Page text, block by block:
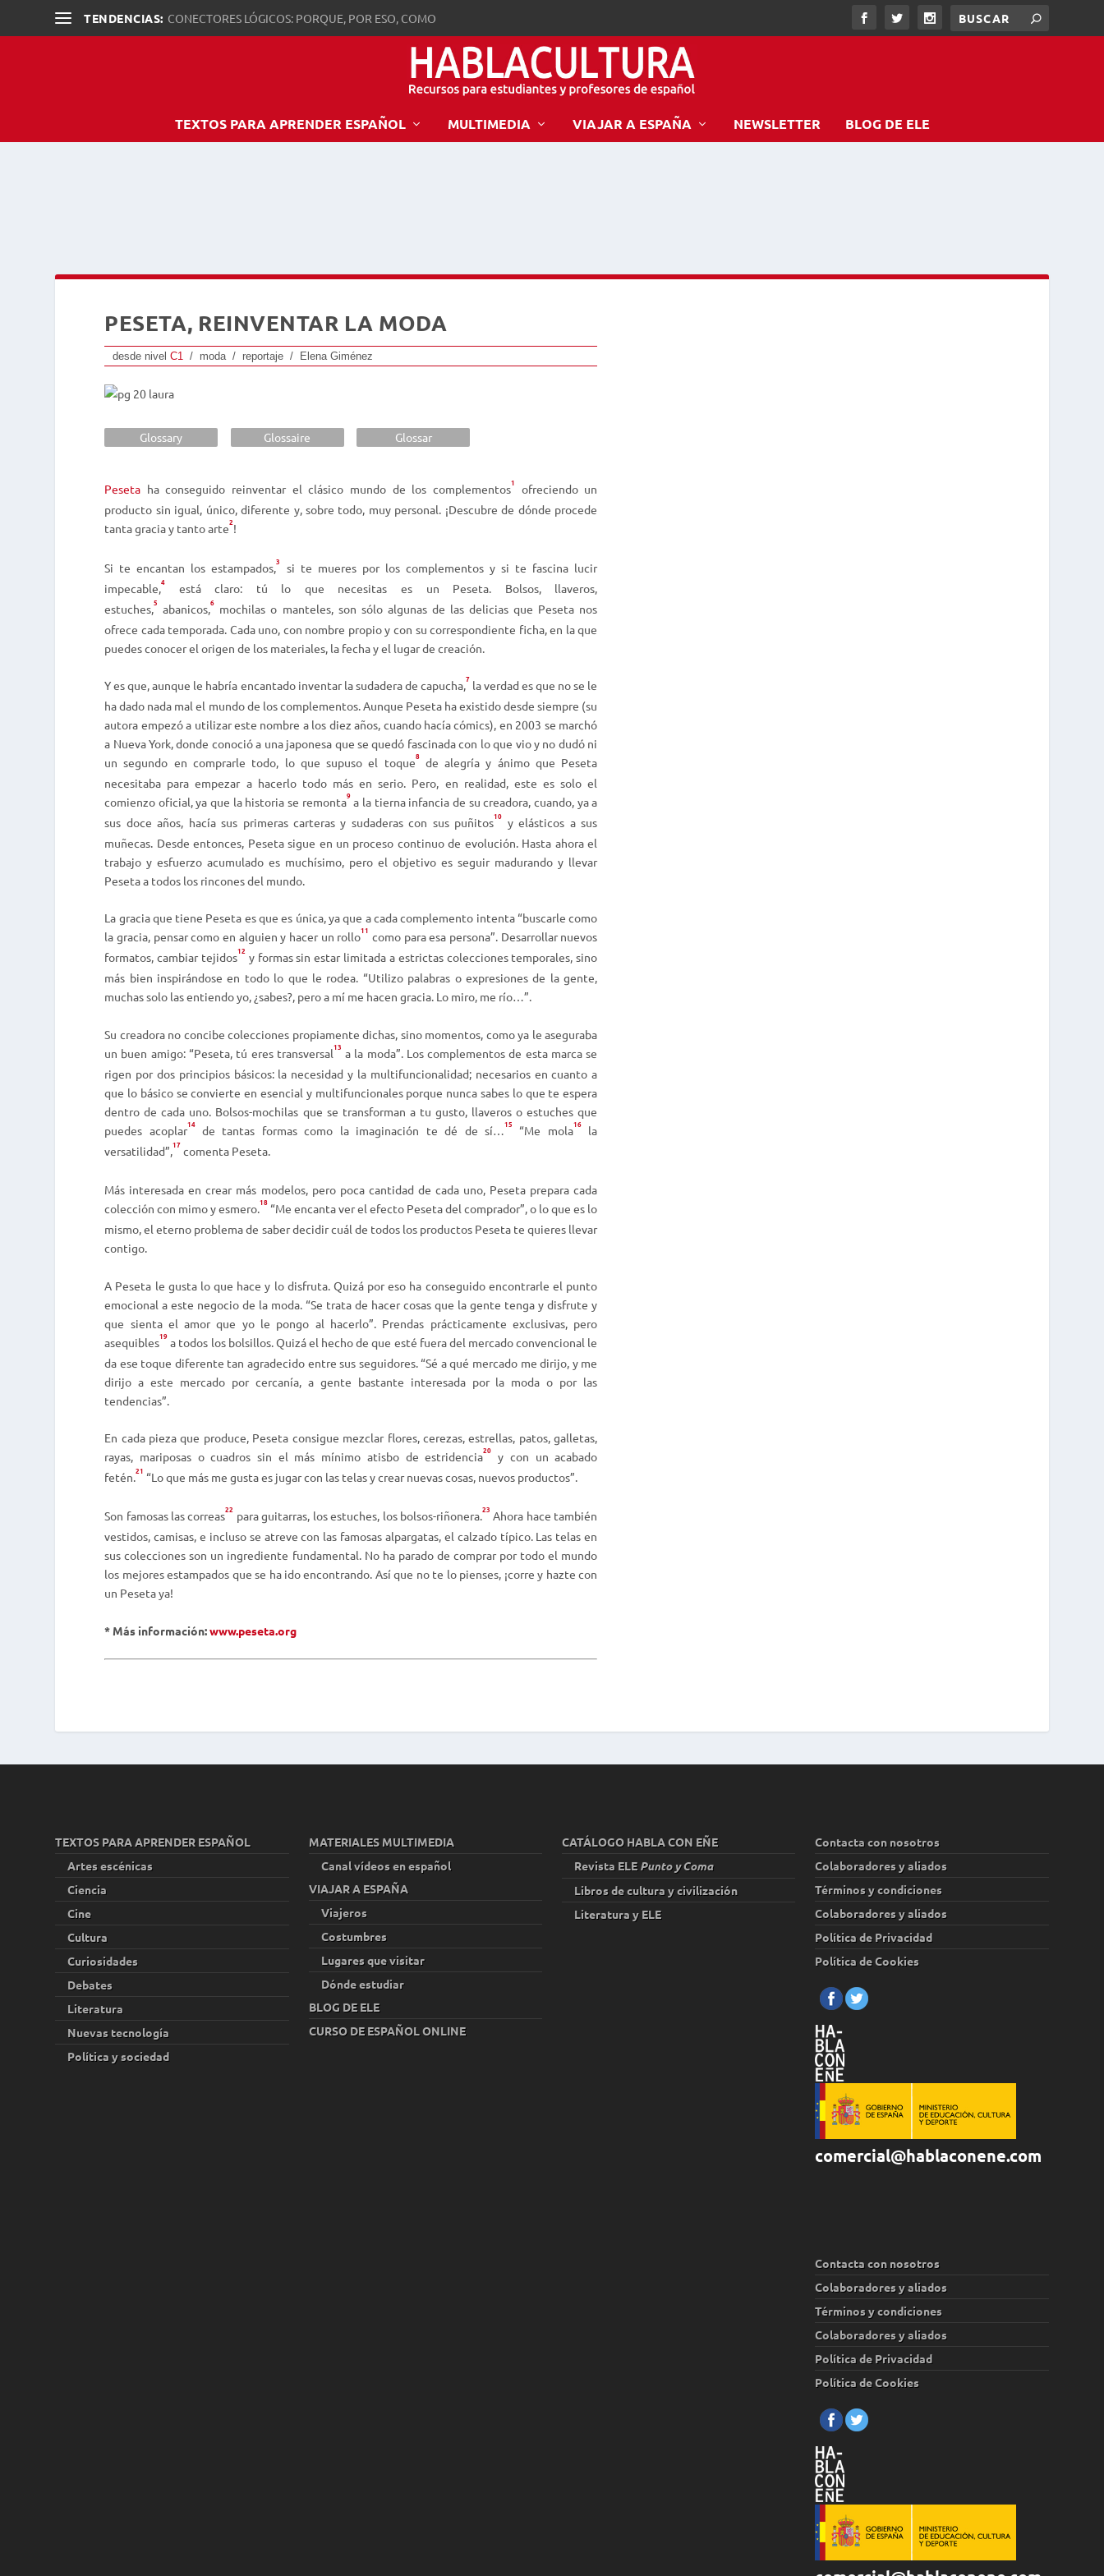
TENDENCIAS: CONECTORES LÓGICOS: PORQUE, POR ESO, COMO
TEXTOS PARA APRENDER ESPAÑOL MULTIMEDIA VIAJAR A ESPAÑA NEWSLETTER BLOG DE ELE
PESETA, REINVENTAR LA MODA
desde nivelC1 / moda / reportaje / Elena Giménez
Glossary Glossaire Glossar
Peseta ha conseguido reinventar el clásico mundo de los complementos1
ofreciendo un
producto sin igual, único, diferente y, sobre todo, muy personal. ¡Descubre de dónde procede
tanta gracia y tantoarte2!
Si te encantan losestampados,3 si te mueres por los complementos y si te fascina lucir
impecable,4
está claro: tú lo que necesitas es un Peseta. Bolsos, llaveros,
estuches,5 abanicos,6 mochilas o manteles, son sólo algunas de las delicias que Peseta nos
ofrece cada temporada. Cada uno, con nombre propio y con su correspondiente ficha, en la que
puedes conocer el origen de los materiales, la fecha y el lugar de creación.
Y es que, aunque le habría encantado inventar lasudaderade capucha,7 la verdad es que no se le
ha dado nada mal el mundo de los complementos. Aunque Peseta ha existido desde siempre (su
autora empezó a utilizar este nombre a los diez años, cuando hacía cómics), en 2003 se marchó
a Nueva York, donde conoció a una japonesa que se quedó fascinada con lo que vio y no dudó ni
un segundo en comprarle todo, lo que supuso el toque8de alegría y ánimo que Peseta
necesitaba para empezar a hacerlo todo más en serio. Pero, en realidad, este es solo el
comienzo oficial, ya que la historiase remonta9 a la tierna infancia de su creadora, cuando, ya a
sus doce años, hacía sus primeras carteras y sudaderas con sus puñitos10 y elásticos a sus
muñecas. Desde entonces, Peseta sigue en un proceso continuo de evolución. Hasta ahora el
trabajo y esfuerzo acumulado es muchísimo, pero el objetivo es seguir madurando y llevar
Peseta a todos los rincones del mundo.
La gracia que tiene Peseta es que es única, ya que a cada complemento intenta “buscarle como
la gracia, pensar como en alguien y hacer un rollo11 como para esa persona”. Desarrollar nuevos
formatos, cambiar tejidos12y formas sin estar limitada a estrictas colecciones temporales, sino
más bien inspirándose en todo lo que le rodea. “Utilizo palabras o expresiones de la gente,
muchas solo las entiendo yo, ¿sabes?, pero a mí me hacen gracia. Lo miro, me río…”.
Su creadora no concibe colecciones propiamente dichas, sino momentos, como ya le aseguraba
un buen amigo: “Peseta, tú eres transversal13 a la moda”. Los complementos de esta marca se
rigen por dos principios básicos: la necesidad y la multifuncionalidad; necesarios en cuanto a
que lo básico se convierte en esencial y multifuncionales porque nunca sabes lo que te espera
dentro de cada uno. Bolsos-mochilas que se transforman a tu gusto, llaveros o estuches que
puedes acoplar14de tantas formas como la imaginación te dé de sí…15 “Me mola16la
versatilidad”,17 comenta Peseta.
Más interesada en crear más modelos, pero poca cantidad de cada uno, Peseta prepara cada
colección con mimo yesmero.18 “Me encanta ver el efecto Peseta del comprador”, o lo que es lo
mismo, el eterno problema de saber decidir cuál de todos los productos Peseta te quieres llevar
contigo.
A Peseta le gusta lo que hace y lo disfruta. Quizá por eso ha conseguido encontrarle el punto
emocional a este negocio de la moda. “Se trata de hacer cosas que la gente tenga y disfrute y
que sienta el amor que yo le pongo al hacerlo”. Prendas prácticamente exclusivas, pero
asequibles19 a todos los bolsillos. Quizá el hecho de que esté fuera del mercado convencional le
da ese toque diferente tan agradecido entre sus seguidores. “Sé a qué mercado me dirijo, y me
dirijo a este mercado por cercanía, a gente bastante interesada por la moda o por las
tendencias”.
En cada pieza que produce, Peseta consigue mezclar flores, cerezas, estrellas, patos, galletas,
rayas, mariposas o cuadros sin el más mínimo atisbo deestridencia20 y con un acabado
fetén.21 “Lo que más me gusta es jugar con las telas y crear nuevas cosas, nuevos productos”.
Son famosas lascorreas22 para guitarras, los estuches, los bolsos-riñonera.23 Ahora hace también
vestidos, camisas, e incluso se atreve con las famosas alpargatas, el calzado típico. Las telas en
sus colecciones son un ingrediente fundamental. No ha parado de comprar por todo el mundo
los mejores estampados que se ha ido encontrando. Así que no te lo pienses, ¡corre y hazte con
un Peseta ya!
* Más información:www.peseta.org
TEXTOS PARA APRENDER ESPAÑOL
Artes escénicas
Ciencia
Cine
Cultura
Curiosidades
Debates
Literatura
Nuevas tecnología
Política y sociedad
MATERIALES MULTIMEDIA
Canal vídeos en español
VIAJAR A ESPAÑA
Viajeros
Costumbres
Lugares que visitar
Dónde estudiar
BLOG DE ELE
CURSO DE ESPAÑOL ONLINE
CATÁLOGO HABLA CON EÑE
Revista ELEPunto y Coma
Libros de cultura y civilización
Literatura y ELE
Contacta con nosotros
Colaboradores y aliados
Términos y condiciones
Colaboradores y aliados
Política de Privacidad
Política de Cookies
comercial@hablaconene.com
Contacta con nosotros
Colaboradores y aliados
Términos y condiciones
Colaboradores y aliados
Política de Privacidad
Política de Cookies